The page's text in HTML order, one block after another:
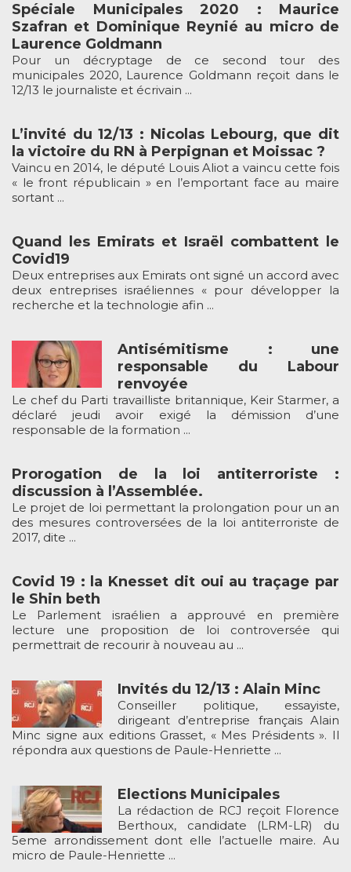
Spéciale Municipales 2020 : Maurice
Szafran et Dominique Reynié au micro de
Laurence Goldmann
Pour un décryptage de ce second tour des
municipales 2020, Laurence Goldmann reçoit dans le
12/13 le journaliste et écrivain ...
L’invité du 12/13 : Nicolas Lebourg, que dit
la victoire du RN à Perpignan et Moissac ?
Vaincu en 2014, le député Louis Aliot a vaincu cette fois
« le front républicain » en l’emportant face au maire
sortant ...
Quand les Emirats et Israël combattent le
Covid19
Deux entreprises aux Emirats ont signé un accord avec
deux entreprises israéliennes « pour développer la
recherche et la technologie afin ...
Antisémitisme : une
responsable du Labour
renvoyée
Le chef du Parti travailliste britannique, Keir Starmer, a
déclaré jeudi avoir exigé la démission d’une
responsable de la formation ...
Prorogation de la loi antiterroriste :
discussion à l’Assemblée.
Le projet de loi permettant la prolongation pour un an
des mesures controversées de la loi antiterroriste de
2017, dite ...
Covid 19 : la Knesset dit oui au traçage par
le Shin beth
Le Parlement israélien a approuvé en première
lecture une proposition de loi controversée qui
permettrait de recourir à nouveau au ...
Invités du 12/13 : Alain Minc
Conseiller politique, essayiste,
dirigeant d’entreprise français Alain
Minc signe aux editions Grasset, « Mes Présidents ». Il
répondra aux questions de Paule-Henriette ...
Elections Municipales
La rédaction de RCJ reçoit Florence
Berthoux, candidate (LRM-LR) du
5eme arrondissement dont elle l’actuelle maire. Au
micro de Paule-Henriette ...